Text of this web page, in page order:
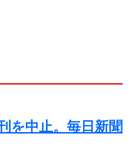
を中止。毎日新聞